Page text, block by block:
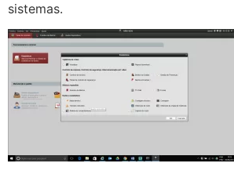
sistemas.